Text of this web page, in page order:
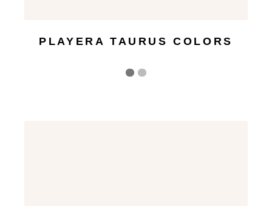
PLAYERA TAURUS COLORS